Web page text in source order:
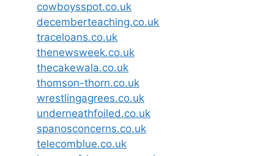
cowboysspot.co.uk
decemberteaching.co.uk
traceloans.co.uk
thenewsweek.co.uk
thecakewala.co.uk
thomson-thorn.co.uk
wrestlingagrees.co.uk
underneathfoiled.co.uk
spanosconcerns.co.uk
telecomblue.co.uk